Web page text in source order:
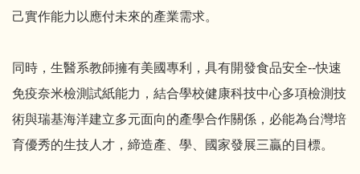
己實作能力以應付未來的產業需求。
同時，生醫系教師擁有美國專利，具有開發食品安全--快速
免疫奈米檢測試紙能力，結合學校健康科技中心多項檢測技
術與瑞基海洋建立多元面向的產學合作關係，必能為台灣培
育優秀的生技人才，締造產、學、國家發展三贏的目標。